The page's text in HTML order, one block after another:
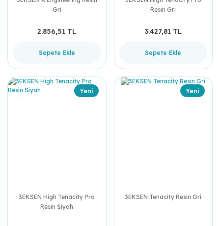
Gri
2.856,51 TL
Sepete Ekle
Resin Gri
3.427,81 TL
Sepete Ekle
Yeni
3EKSEN High Tenacity Pro
Resin Siyah
Yeni
3EKSEN Tenacity Resin Gri